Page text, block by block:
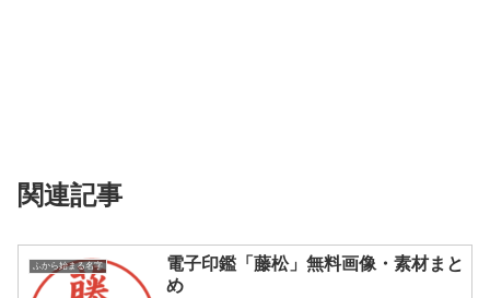
関連記事
ふから始まる名字
電子印鑑「藤松」無料画像・素材まと
め